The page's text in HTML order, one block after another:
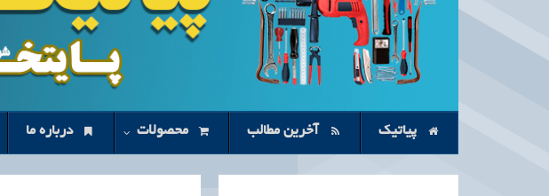
پیاتیک آخرین مطالب محصولات درباره ما